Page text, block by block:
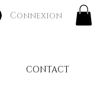
Connexion
CONTACT